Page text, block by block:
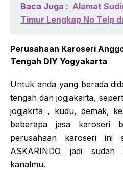
Baca Juga : Alamat
Timur Lengkap No Telp
Perusahaan Karoseri
Tengah DIY Yogyakarta
Untuk anda yang berada
tengah dan jogjakarta,
jogjakrta , kudu, demak,
beberapa jasa karoseri
perusahaan karoseri ini
ASKARINDO jadi
kanalmu.